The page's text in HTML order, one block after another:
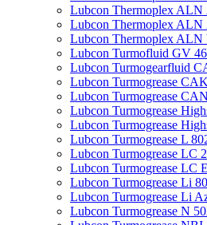
Lubcon Thermoplex ALN
Lubcon Thermoplex ALN
Lubcon Thermoplex ALN
Lubcon Turmofluid GV
Lubcon Turmogearfluid
Lubcon Turmogrease
Lubcon Turmogrease
Lubcon Turmogrease
Lubcon Turmogrease
Lubcon Turmogrease L
Lubcon Turmogrease LC
Lubcon Turmogrease LC
Lubcon Turmogrease Li
Lubcon Turmogrease Li
Lubcon Turmogrease N